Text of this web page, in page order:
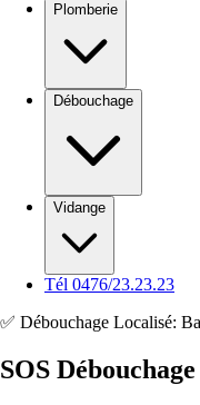
Plomberie
Débouchage
Vidange
Tél 0476/23.23.23
✅ Débouchage Localisé:
SOS